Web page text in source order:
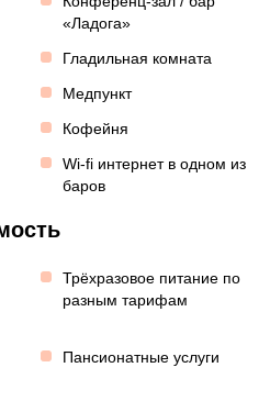
«Ладога»
Гладильная комната
Медпункт
Кофейня
Wi-fi интернет в одном из
баров
Трёхразовое питание по
разным тарифам
Пансионатные услуги